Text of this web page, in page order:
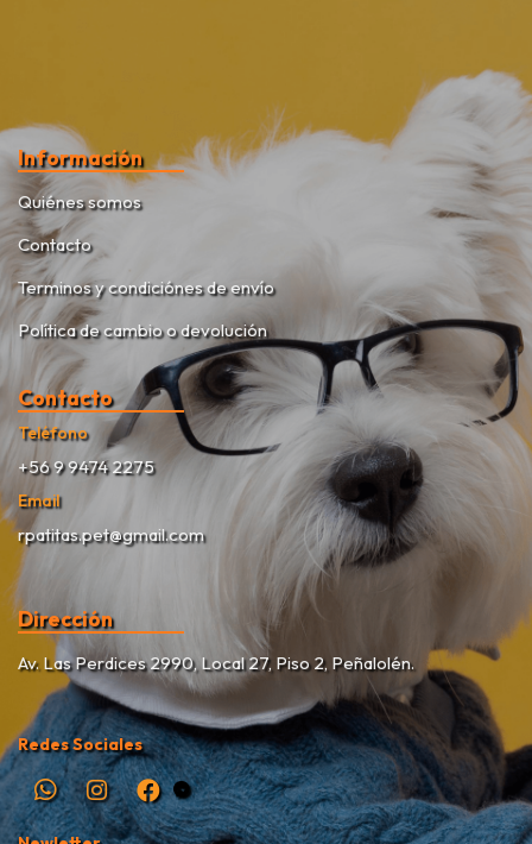
Información
Quiénes somos
Contacto
Terminos y condiciónes de envío
Política de cambio o devolución
Contacto
Teléfono
+56 9 9474 2275
Email
rpatitas.pet@gmail.com
Dirección
Av. Las Perdices 2990, Local 27, Piso 2, Peñalolén.
Redes Sociales